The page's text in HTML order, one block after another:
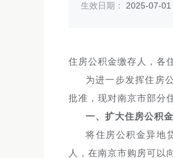
生效日期： 2025-07-01
住房公积金缴存人，各
为进一步发挥住房
批准，现对南京市部分
一、扩大住房公积
将住房公积金异地
人，在南京市购房可以